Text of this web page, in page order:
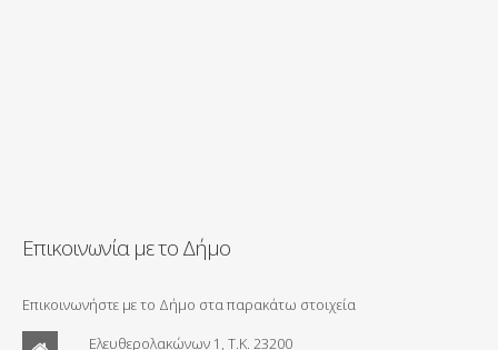
Επικοινωνία με το Δήμο
Επικοινωνήστε με το Δήμο στα παρακάτω στοιχεία
Ελευθερολακώνων 1, Τ.Κ. 23200